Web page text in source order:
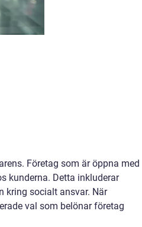
Företag som är öppna med
kunderna. Detta inkluderar
kring socialt ansvar. När
val som belönar företag